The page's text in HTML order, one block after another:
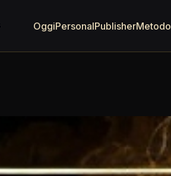
OggiPersonalPublisherMetodo